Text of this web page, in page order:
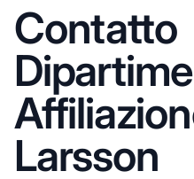
Contatto
Larsson